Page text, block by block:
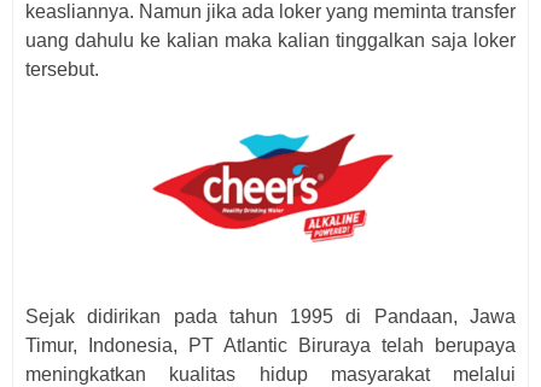
keasliannya. Namun jika ada loker yang meminta transfer
uang dahulu ke kalian maka kalian tinggalkan saja loker
tersebut.
Sejak didirikan pada tahun 1995 di Pandaan, Jawa
Timur, Indonesia, PT Atlantic Biruraya telah berupaya
meningkatkan kualitas hidup masyarakat melalui